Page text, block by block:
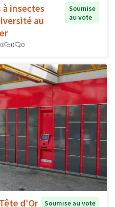
à insectes
au
Soumise
au vote
0 0
d'Or Soumise au vote